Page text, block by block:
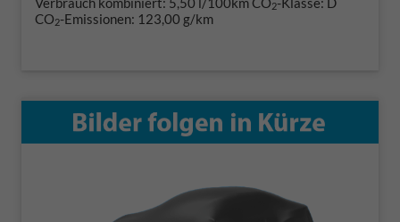
2
CO2-Emissionen: 123,00 g/km